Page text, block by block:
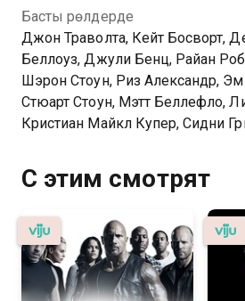
Басты рөлдерде
Джон Траволта, Кейт Босворт,
Беллоуз, Джули Бенц, Райан
Шэрон Стоун, Риз Александр,
Стюарт Стоун, Мэтт Беллефло,
Кристиан Майкл Купер, Сидни
С этим смотрят